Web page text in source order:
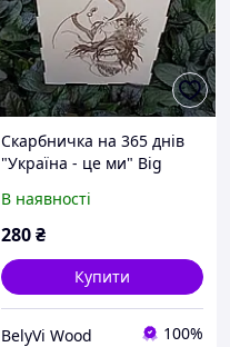
Скарбничка на 365 днів
"Україна - це ми" Big
В наявності
280₴
Купити
BelyVi Wood 100%